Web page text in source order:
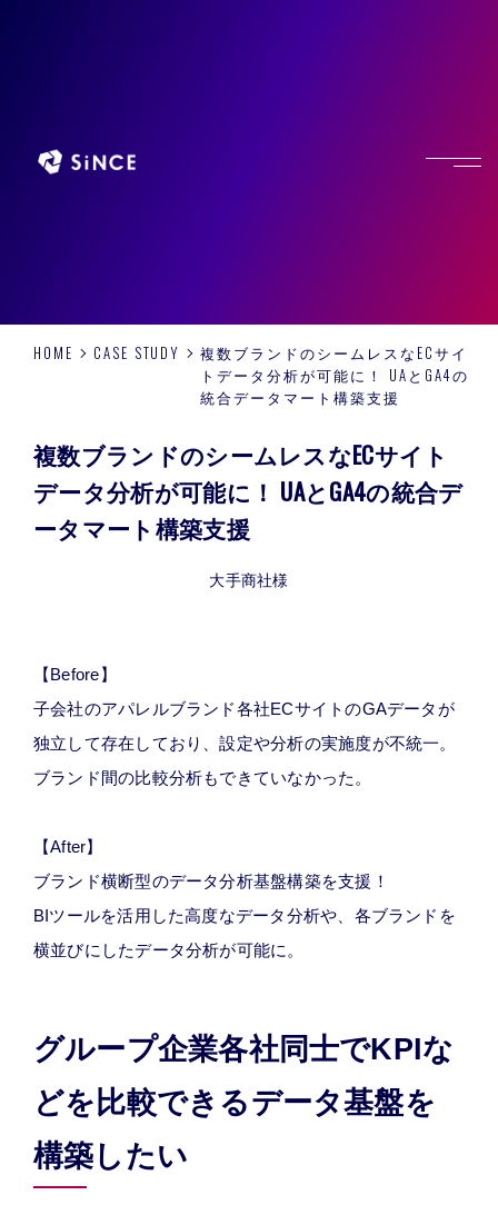
HOME CASE STUDY
複数ブランドのシームレスなECサイ
トデータ分析が可能に！ UAとGA4の
統合データマート構築支援
複数ブランドのシームレスなECサイト
データ分析が可能に！ UAとGA4の統合デ
ータマート構築支援
大手商社様
【Before】
子会社のアパレルブランド各社ECサイトのGAデータが
独立して存在しており、設定や分析の実施度が不統一。
ブランド間の比較分析もできていなかった。
【After】
ブランド横断型のデータ分析基盤構築を支援！
BIツールを活用した高度なデータ分析や、各ブランドを
横並びにしたデータ分析が可能に。
グループ企業各社同士でKPIな
どを比較できるデータ基盤を
構築したい